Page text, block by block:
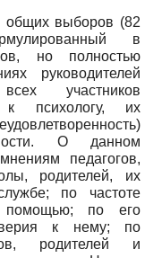
общих выборов (82
в
но полностью
руководителей
участников
к психологу, их
О данном
педагогов,
родителей, их
по частоте
помощью; по его
к нему; по
родителей и